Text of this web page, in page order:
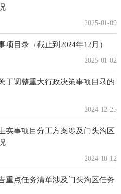
2025-01-09
项目录（截止到2024年12月）
2025-01-02
于调整重大行政决策事项目录的
2024-12-25
实事项目分工方案涉及门头沟区
2024-10-12
重点任务清单涉及门头沟区任务